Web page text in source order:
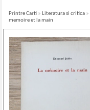
Printre Carti » Literatura si critica »
memoire et la main